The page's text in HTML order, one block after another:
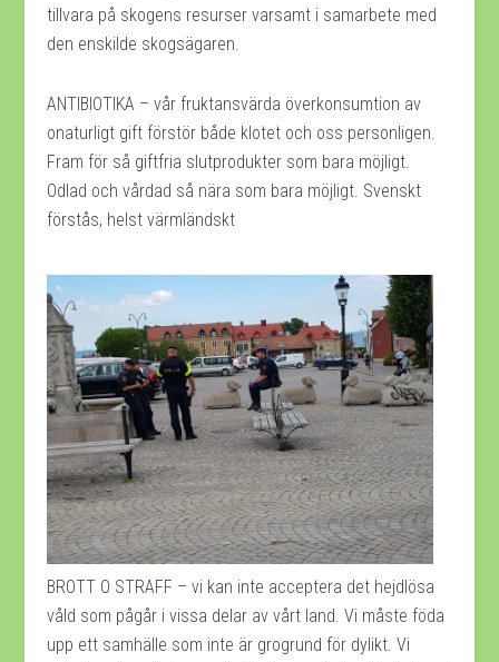
tillvara på skogens resurser varsamt i samarbete med
den enskilde skogsägaren.
ANTIBIOTIKA – vår fruktansvärda överkonsumtion av
onaturligt gift förstör både klotet och oss personligen.
Fram för så giftfria slutprodukter som bara möjligt.
Odlad och vårdad så nära som bara möjligt. Svenskt
förstås, helst värmländskt
BROTT O STRAFF – vi kan inte acceptera det hejdlösa
våld som pågår i vissa delar av vårt land. Vi måste föda
upp ett samhälle som inte är grogrund för dylikt. Vi